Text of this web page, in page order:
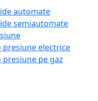
automate
semiautomate
presiune electrice
presiune pe gaz